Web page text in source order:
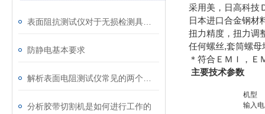
防静电基本要求
分析胶带切割机是如何进行工作的
采用美，日高科技
日本进口合金钢材
扭力精度，扭力调
任何螺丝,套筒螺
＊符合ＥＭＩ，Ｅ
主要技术参数
机型
输入